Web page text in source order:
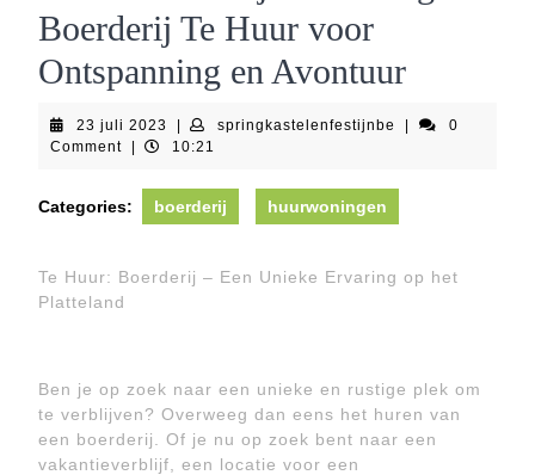
Boerderij Te Huur voor
Ontspanning en Avontuur
23 juli 2023 23
juli
springkastelenfestijnbe
0
Comment
10:21
Categories: boerderij huurwoningen
Te Huur: Boerderij – Een Unieke Ervaring op het
Platteland
Ben je op zoek naar een unieke en rustige plek om
te verblijven? Overweeg dan eens het huren van
een boerderij. Of je nu op zoek bent naar een
vakantieverblijf, een locatie voor een